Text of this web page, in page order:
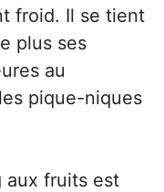
froid. Il se tient
plus ses
au
pique-niques
aux fruits est